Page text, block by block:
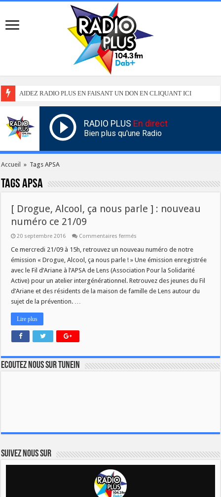
AIDEZ RADIO PLUS EN FAISANT UN DON EN CLIQUANT ICI
RADIO PLUS En direct
Bien plus qu'une Radio
Accueil » Tags APSA
TagsAPSA
[ Drogue, Alcool, ça nous parle ] : nouveau
numéro ce 21/09
20 septembre 2016 Commentaires fermés
Drogue,
ça
nous
parle
]
nouveau
Ce mercredi 21/09 à 15h, retrouvez un nouveau numéro de notre
émission « Drogue, Alcool, ça nous parle ! » Une émission enregistrée
avec le Fil d’Ariane à l’APSA de Lens (Association Pour la Solidarité
Active) pour un atelier intergénérationnel. Retrouvez des jeunes du Fil
d’Ariane et des résidents de la maison de famille de Lens autour du
sujet de la prévention. …
Lire plus
Ecoutez nous sur TuneIn
Suivez nous sur